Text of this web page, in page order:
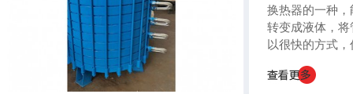
换热器的一种
转变成液体，
以很快的方式
热的过程，所